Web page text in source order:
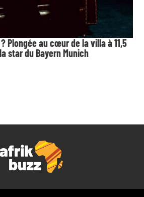
Plongée au cœur de la villa à 11,5
star du Bayern Munich